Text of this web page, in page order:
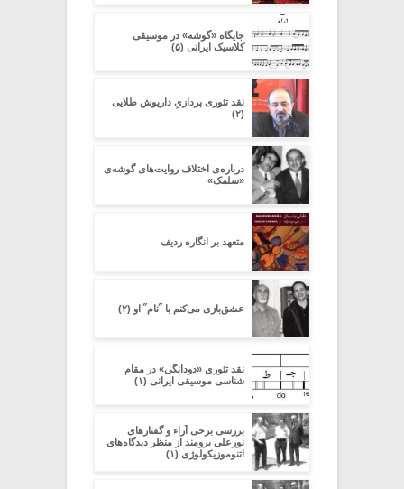
جایگاه «گوشه» در موسیقی
کلاسیک ایرانی (۵)
نقد تئوری پردازیِ داریوش طلایی
(۲)
درباره‌ی اختلاف روایت‌های گوشه‌ی
«سلمک»
متعهد بر انگاره ردیف
عشق‌بازی می‌کنم با ˝نام˝ او (۲)
نقد تئوری «دودانگی» در مقام
شناسی موسیقی ایرانی (۱)
بررسی برخی آراء و گفتارهای
نورعلی برومند از منظر دیدگاه‌های
اتنوموزیکولوژی (۱)